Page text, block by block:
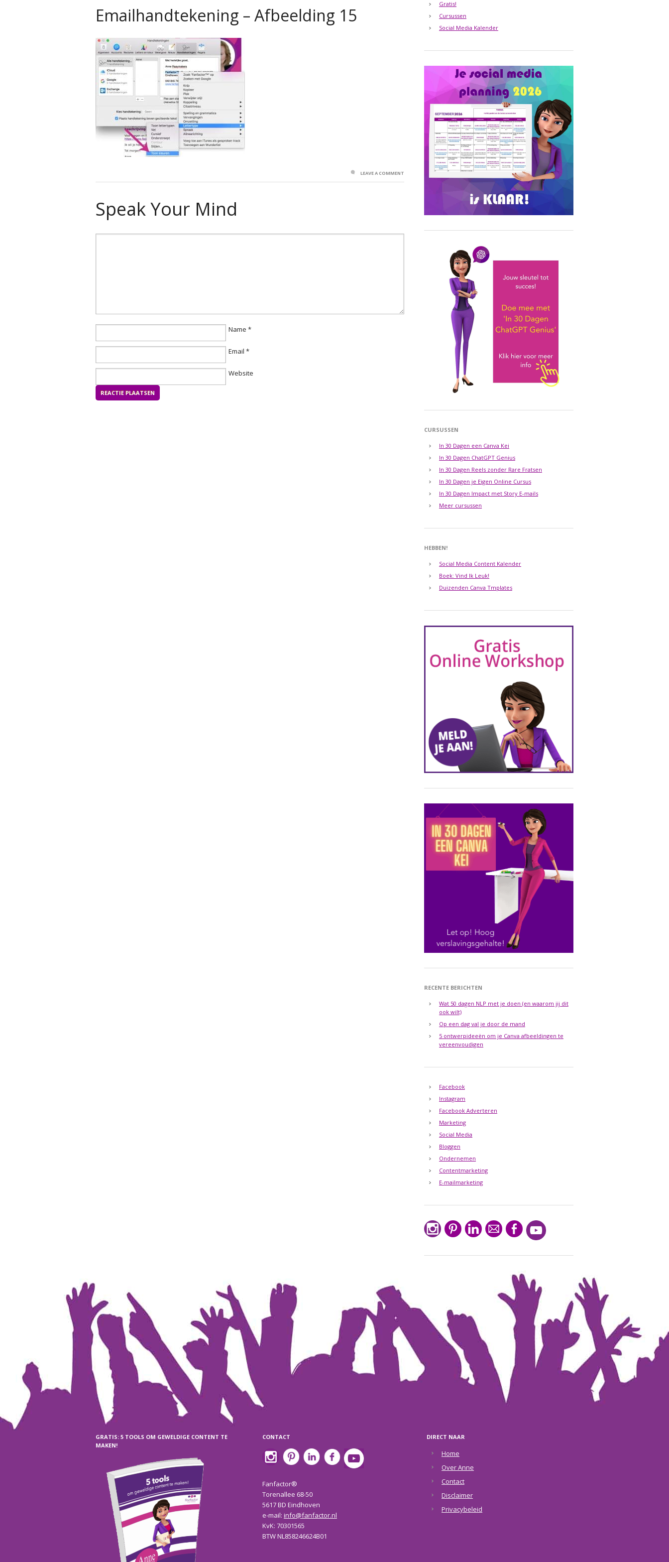
Emailhandtekening – Afbeelding 15
LEAVE A COMMENT
Speak Your Mind
Name *
Email *
Website
Gratis!
Cursussen
Social Media Kalender
CURSUSSEN
In 30 Dagen een Canva Kei
In 30 Dagen ChatGPT Genius
In 30 Dagen Reels zonder Rare Fratsen
In 30 Dagen je Eigen Online Cursus
In 30 Dagen Impact met Story E-mails
Meer cursussen
HEBBEN!
Social Media Content Kalender
Boek: Vind Ik Leuk!
Duizenden Canva Tmplates
RECENTE BERICHTEN
Wat 50 dagen NLP met je doen (en waarom jij dit
ook wilt)
Op een dag val je door de mand
5 ontwerpideeën om je Canva afbeeldingen te
vereenvoudigen
Facebook
Instagram
Facebook Adverteren
Marketing
Social Media
Bloggen
Ondernemen
Contentmarketing
E-mailmarketing
GRATIS: 5 TOOLS OM GEWELDIGE CONTENT TE
MAKEN!
CONTACT
Fanfactor®
Torenallee 68-50
5617 BD Eindhoven
e-mail: info@fanfactor.nl
KvK: 70301565
BTW NL858246624B01
DIRECT NAAR
Home
Over Anne
Contact
Disclaimer
Privacybeleid